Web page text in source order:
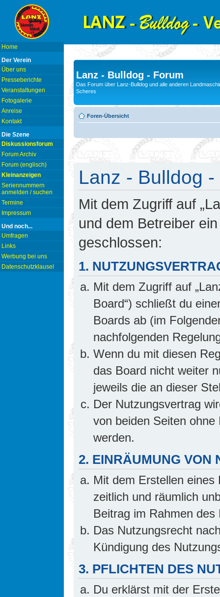
Home
Der Verein
Über uns
Presseberichte
Veranstaltungen
Fotogalerie
Anreise
Kontakt
Die Szene
Diskussionsforum
Forum Archiv
Forum (englisch)
Kleinanzeigen
Seriennummern
anmelden / suchen
Termine
Impressum
Und noch...
Umfragen
Links
Werbung bei uns
Datenschutzklausel
Lanz - Bulldog - Forum
Das Forum über Lanz-Bulldog und alle anderen
Scheres
Foren-Übersicht
Lanz - Bulldog
Mit dem Zugriff auf
und dem Betreiber
geschlossen:
1.
Mit dem Zugriff auf
Board“) schließt du
Boards ab (im
nachfolgenden
Wenn du mit diesen
das Board nicht weiter
jeweils die an dieser
Der Nutzungsvertrag
von beiden Seiten
werden.
2. EINRÄUMUNG VON
Mit dem Erstellen
zeitlich und räumlich
Beitrag im Rahmen
Das Nutzungsrecht
Kündigung des
3. PFLICHTEN DES
Du erklärst mit der